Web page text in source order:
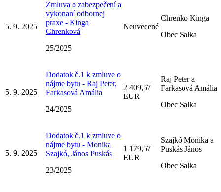
5. 9. 2025
Zmluva o zabezpečení a
vykonaní odbornej
praxe - Kinga
Chrenková
25/2025
Neuvedené
Chrenko Kinga
Obec Salka
5. 9. 2025
Dodatok č.1 k zmluve o
nájme bytu - Raj Peter,
Farkasová Amália
24/2025
2 409,57
EUR
Raj Peter a
Farkasová Amália
Obec Salka
5. 9. 2025
Dodatok č.1 k zmluve o
nájme bytu - Monika
Szajkó, János Puskás
23/2025
1 179,57
EUR
Szajkó Monika a
Puskás János
Obec Salka